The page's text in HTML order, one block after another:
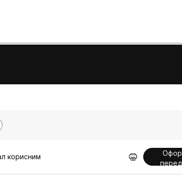
корисним